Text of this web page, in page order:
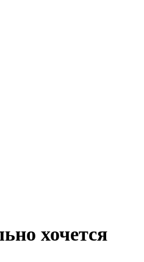
хочется